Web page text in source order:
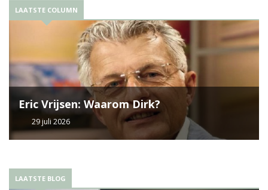
LAATSTE COLUMN
Eric Vrijsen: Waarom Dirk?
29 juli 2026
LAATSTE BLOG